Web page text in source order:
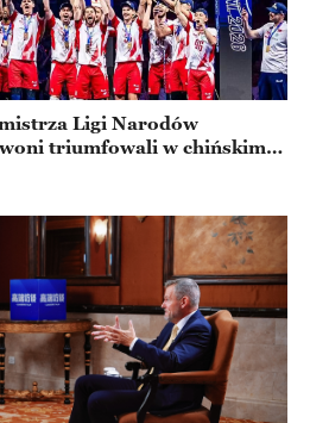
Ligi Narodów
triumfowali w chińskim